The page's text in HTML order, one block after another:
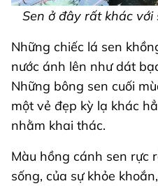
Sen ở đây rất khác
Những chiếc lá sen
nước ánh lên như dát
Những bông sen cuối
một vẻ đẹp kỳ lạ khác
nhằm khai thác.
Màu hồng cánh sen rực
sống, của sự khỏe